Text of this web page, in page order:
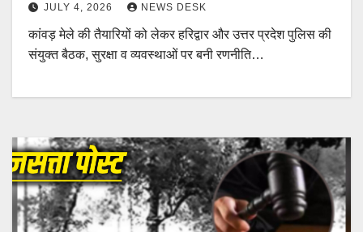
JULY 4, 2026 NEWS DESK
कांवड़ मेले की तैयारियों को लेकर हरिद्वार और उत्तर प्रदेश पुलिस की
संयुक्त बैठक, सुरक्षा व व्यवस्थाओं पर बनी रणनीति…